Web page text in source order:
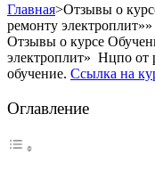
Главная>Отзывы о
ремонту
Отзывы о курсе
электроплит» Нцпо от
обучение. Ссылка на
Оглавление